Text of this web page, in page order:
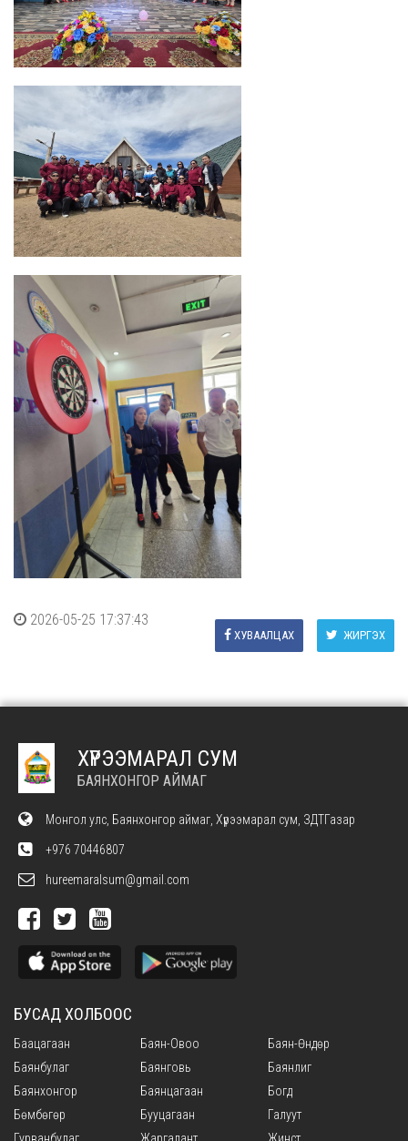
2026-05-25 17:37:43
ЖИРГЭХ
ХУВААЛЦАХ
ХҮРЭЭМАРАЛ СУМ
БАЯНХОНГОР АЙМАГ
Монгол улс, Баянхонгор аймаг, Хүрээмарал сум, ЗДТГазар
+976 70446807
hureemaralsum@gmail.com
БУСАД ХОЛБООС
Баацагаан Баян-Овоо
Баян-Өндөр
Баянбулаг
Баянговь
Баянлиг
Баянхонгор
Баянцагаан
Богд
Бөмбөгөр
Бууцагаан
Галуут
Гурванбулаг
Жаргалант Жинст